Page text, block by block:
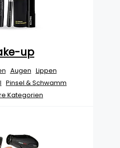
up
Augen Lippen
Pinsel & Schwamm
Kategorien